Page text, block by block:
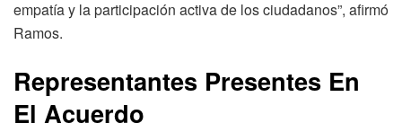
empatía y la participación activa de los ciudadanos”, afirmó
Ramos.
Representantes Presentes En
El Acuerdo